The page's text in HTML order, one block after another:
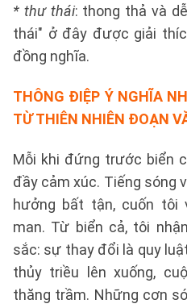
* thư thái: thong thả và
thái" ở đây được giải
đồng nghĩa.
THÔNG ĐIỆP Ý NGHĨA
TỪ THIÊN NHIÊN ĐOẠN
Mỗi khi đứng trước biển
đầy cảm xúc. Tiếng sóng
hưởng bất tận, cuốn tôi
man. Từ biển cả, tôi
sắc: sự thay đổi là quy
thủy triều lên xuống,
thăng trầm. Những cơn